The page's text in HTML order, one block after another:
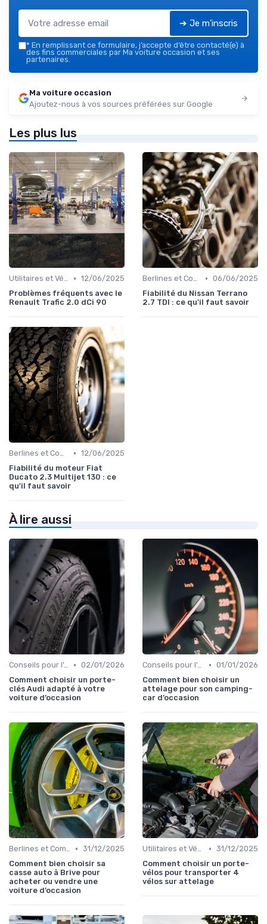
➔ Je m'inscris
* En remplissant ce formulaire, j’accepte d’être contacté(e) à
des fins commerciales par Ma voiture occasion et ses
partenaires.
Ma voiture occasion
Ajoutez-nous à vos sources préférées sur Google
Les plus lus
Utilitaires et Véhicules Spéciaux • 12/06/2025
Problèmes fréquents avec le
Renault Trafic 2.0 dCi 90
Berlines et Compactes • 06/06/2025
Fiabilité du Nissan Terrano
2.7 TDI : ce qu'il faut savoir
Berlines et Compactes • 12/06/2025
Fiabilité du moteur Fiat
Ducato 2.3 Multijet 130 : ce
qu'il faut savoir
À lire aussi
Conseils pour l'Achat • 02/01/2026
Comment choisir un porte-
clés Audi adapté à votre
voiture d’occasion
Conseils pour l'Achat • 01/01/2026
Comment bien choisir un
attelage pour son camping-
car d’occasion
Berlines et Compactes • 31/12/2025
Comment bien choisir sa
casse auto à Brive pour
acheter ou vendre une
voiture d’occasion
Utilitaires et Véhicules Spéciaux • 31/12/2025
Comment choisir un porte-
vélos pour transporter 4
vélos sur attelage